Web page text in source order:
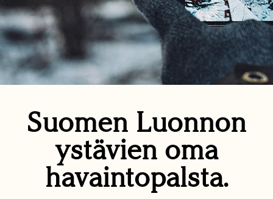
Suomen Luonnon
ystävien oma
havaintopalsta.